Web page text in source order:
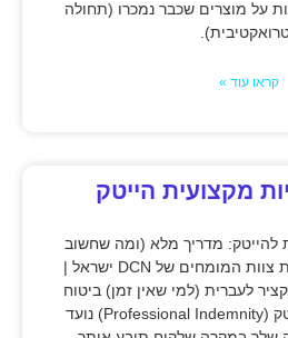
על מוצרים שכבר נמכרו (תחולה
קראו עוד »
מקצועית הייטק
להייטק: מדריך מלא (ומה שחשוב
מאת צוות המומחים של DCN ישראל |
לעברית (למי שאין זמן) ביטוח
אחריות מקצועית להייטק (Professional Indemnity) נועד